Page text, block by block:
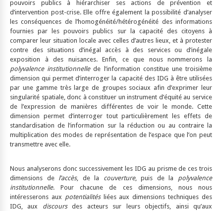
pouvoirs publics à hiérarchiser ses actions de prévention et
d’intervention post-crise. Elle offre également la possibilité d’analyser
les conséquences de l’homogénéité/hétérogénéité des informations
fournies par les pouvoirs publics sur la capacité des citoyens à
comparer leur situation locale avec celles d’autres lieux, et à protester
contre des situations d’inégal accès à des services ou d’inégale
exposition à des nuisances. Enfin, ce que nous nommerons la
polyvalence institutionnellede l’information constitue une troisième
dimension qui permet d’interroger la capacité des IDG à être utilisées
par une gamme très large de groupes sociaux afin d’exprimer leur
singularité spatiale, donc à constituer un instrument d’équité au service
de l’expression de manières différentes de voir le monde. Cette
dimension permet d’interroger tout particulièrement les effets de
standardisation de l’information sur la réduction ou au contraire la
multiplication des modes de représentation de l’espace que l’on peut
transmettre avec elle.
Nous analyserons donc successivement les IDG au prisme de ces trois
dimensions de l’accès, de la couverture, puis de la polyvalence
institutionnelle. Pour chacune de ces dimensions, nous nous
intéresserons aux potentialitésliées aux dimensions techniques des
IDG, aux discoursdes acteurs sur leurs objectifs, ainsi qu’aux